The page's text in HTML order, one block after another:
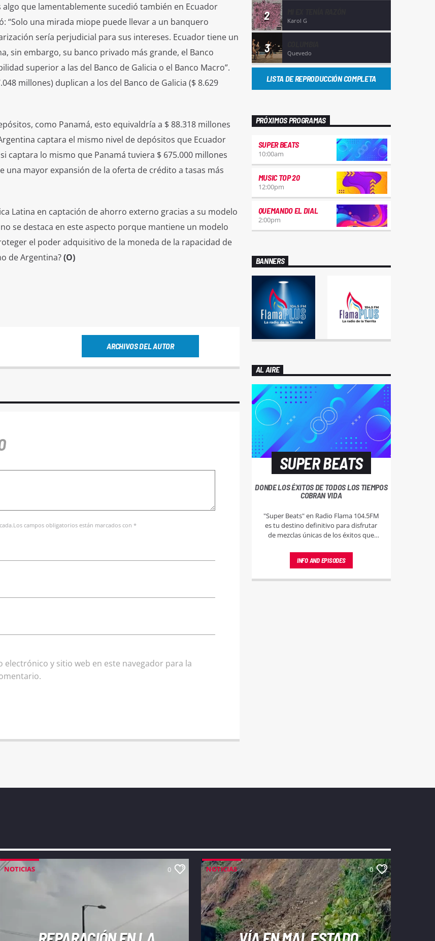
que lamentablemente sucedió también en Ecuador
“Solo una mirada miope puede llevar a un banquero
sería perjudicial para sus intereses. Ecuador tiene un
sin embargo, su banco privado más grande, el Banco
superior a las del Banco de Galicia o el Banco Macro”.
millones) duplican a los del Banco de Galicia ($ 8.629
como Panamá, esto equivaldría a $ 88.318 millones
captara el mismo nivel de depósitos que Ecuador
captara lo mismo que Panamá tuviera $ 675.000 millones
una mayor expansión de la oferta de crédito a tasas más
Latina en captación de ahorro externo gracias a su modelo
se destaca en este aspecto porque mantiene un modelo
el poder adquisitivo de la moneda de la rapacidad de
de Argentina?(O)
ARCHIVOS DEL AUTOR
campos obligatorios están marcados con *
y sitio web en este navegador para la
2 Karol G
3 Quevedo
LISTA DE REPRODUCCIÓN COMPLETA
PRÓXIMOS PROGRAMAS
SUPER BEATS
10:00am
MUSIC TOP 20
12:00pm
QUEMANDO EL DIAL
2:00pm
BANNERS
AL AIRE
SUPER BEATS
DONDE LOS ÉXITOS DE TODOS LOS TIEMPOS
COBRAN VIDA
"Super Beats" en Radio Flama 104.5FM
es tu destino definitivo para disfrutar
de mezclas únicas de los éxitos que
INFO AND EPISODES
NOTICIAS 0 NOTICIAS 0